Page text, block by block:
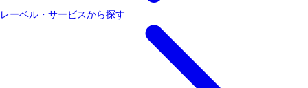
レーベル・サービスから探す